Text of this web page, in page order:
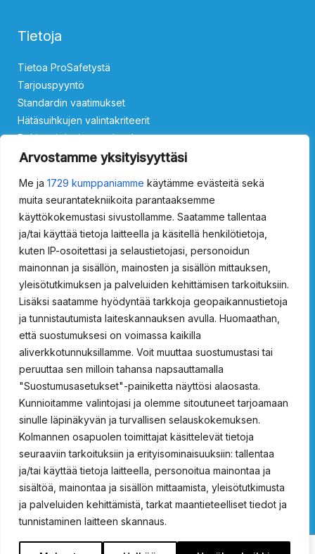
Arvostamme yksityisyyttäsi
Me ja 1729 kumppaniamme käytämme evästeitä sekä
muita seurantatekniikoita parantaaksemme
käyttökokemustasi sivustollamme. Saatamme tallentaa
ja/tai käyttää tietoja laitteella ja käsitellä henkilötietoja,
kuten IP-osoitettasi ja selaustietojasi, personoidun
mainonnan ja sisällön, mainosten ja sisällön mittauksen,
yleisötutkimuksen ja palveluiden kehittämisen tarkoituksiin.
Lisäksi saatamme hyödyntää tarkkoja geopaikannustietoja
ja tunnistautumista laiteskannauksen avulla. Huomaathan,
että suostumuksesi on voimassa kaikilla
aliverkkotunnuksillamme. Voit muuttaa suostumustasi tai
peruuttaa sen milloin tahansa napsauttamalla
"Suostumusasetukset"-painiketta näyttösi alaosasta.
Kunnioitamme valintojasi ja olemme sitoutuneet tarjoamaan
sinulle läpinäkyvän ja turvallisen selauskokemuksen.
Kolmannen osapuolen toimittajat käsittelevät tietoja
seuraaviin tarkoituksiin ja erityisominaisuuksiin: tallentaa
ja/tai käyttää tietoja laitteella, personoitua mainontaa ja
sisältöä, mainontaa ja sisällön mittaamista, yleisötutkimusta
ja palveluiden kehittämistä, tarkat maantieteelliset tiedot ja
tunnistaminen laitteen skannaus.
Tietoja
Tietoa ProSafetystä
Tarjouspyyntö
Standardin vaatimukset
Hätäsuihkujen valintakriteerit
Rekisteri- ja tietosuojaseloste
Ota yhteyttä
Silmäsuihkut
ProSafety 15011000 ProSafety 15011500ProSafety 15013000
ProSafety 15013500
Vartalosuihkut
ProSafety 15021000ProSafety 15021500
ProSafety 15024000ProSafety 15024020
ProSafety 15024500ProSafety 15024520
Hätäsuihkut ulkokäyttöön
Prosafety 15036150ProSafety 15036100
ProSafety 15036100EXProSafety 15036150EX
Yhdistelmäsuihkut
ProSafety 15031000 ProSafety 15031500ProSafety 15032000
ProSafety 15032500ProSafety 15034000
ProSafety 15034500